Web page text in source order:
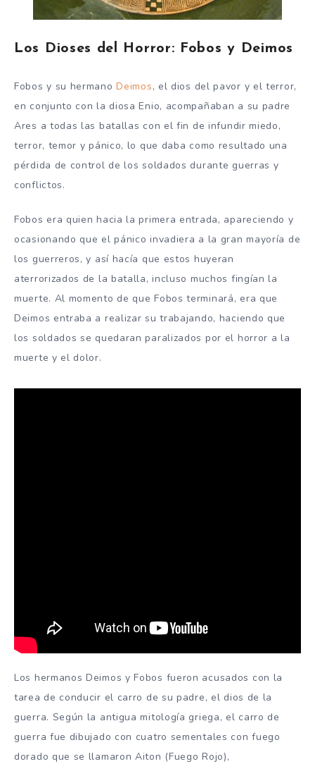
Los Dioses del Horror: Fobos y Deimos
Fobos y su hermanoDeimos, el dios del pavor y el terror,
en conjunto con la diosa Enio, acompañaban a su padre
Ares a todas las batallas con el fin de infundir miedo,
terror, temor y pánico, lo que daba como resultado una
pérdida de control de los soldados durante guerras y
conflictos.
Fobos era quien hacia la primera entrada, apareciendo y
ocasionando que el pánico invadiera a la gran mayoría de
los guerreros, y así hacía que estos huyeran
aterrorizados de la batalla, incluso muchos fingían la
muerte. Al momento de que Fobos terminará, era que
Deimos entraba a realizar su trabajando, haciendo que
los soldados se quedaran paralizados por el horror a la
muerte y el dolor.
Los hermanos Deimos y Fobos fueron acusados ​​con la
tarea de conducir el carro de su padre, el dios de la
guerra. Según la antigua mitología griega, el carro de
guerra fue dibujado con cuatro sementales con fuego
dorado que se llamaron Aiton (Fuego Rojo),